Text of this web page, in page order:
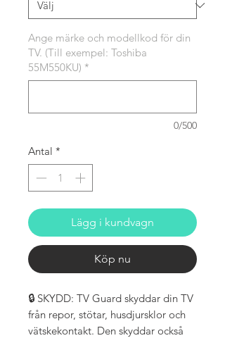
Ange märke och modellkod för din
TV. (Till exempel: Toshiba
55M550KU) *
0/500
Antal *
Lägg i kundvagn
Köp nu
🔒 SKYDD: TV Guard skyddar din TV
från repor, stötar, husdjursklor och
vätskekontakt. Den skyddar också